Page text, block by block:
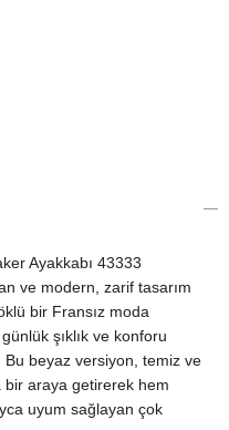
Ayakkabı 43333
ve modern, zarif tasarım
bir Fransız moda
şıklık ve konforu
beyaz versiyon, temiz ve
araya getirerek hem
uyum sağlayan çok